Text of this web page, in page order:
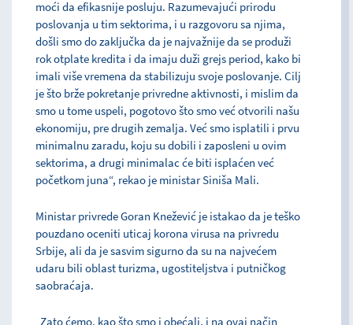
moći da efikasnije posluju. Razumevajući prirodu
poslovanja u tim sektorima, i u razgovoru sa njima,
došli smo do zaključka da je najvažnije da se produži
rok otplate kredita i da imaju duži grejs period, kako bi
imali više vremena da stabilizuju svoje poslovanje. Cilj
je što brže pokretanje privredne aktivnosti, i mislim da
smo u tome uspeli, pogotovo što smo već otvorili našu
ekonomiju, pre drugih zemalja. Već smo isplatili i prvu
minimalnu zaradu, koju su dobili i zaposleni u ovim
sektorima, a drugi minimalac će biti isplaćen već
početkom juna“, rekao je ministar Siniša Mali.
Ministar privrede Goran Knežević je istakao da je teško
pouzdano oceniti uticaj korona virusa na privredu
Srbije, ali da je sasvim sigurno da su na najvećem
udaru bili oblast turizma, ugostiteljstva i putničkog
saobraćaja.
„Zato ćemo, kao što smo i obećali, i na ovaj način